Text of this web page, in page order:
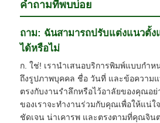
คำถามที่พบบ่อย
ถาม: ฉันสามารถปรับแต่งแนวตั้ง
ได้หรือไม่
ก. ใช่! เรานำเสนอบริการพิมพ์แบบกำห
ถึงรูปภาพบุคคล ชื่อ วันที่ และข้อความแ
ตรงกับงานรำลึกหรือไว้อาลัยของคุณอ
ของเราจะทำงานร่วมกับคุณเพื่อให้แน่ใ
ชัดเจน น่าเคารพ และตรงตามที่คุณจิน